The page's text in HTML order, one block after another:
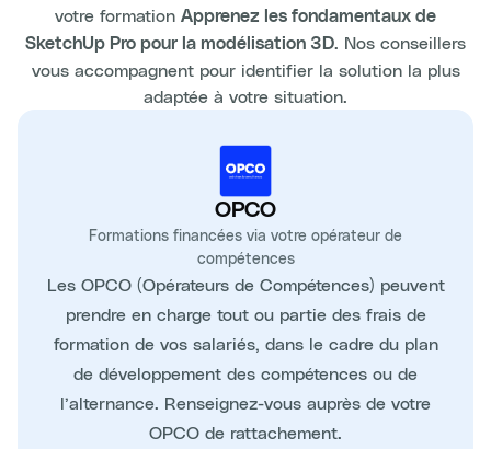
votre formation Apprenez les fondamentaux de
SketchUp Pro pour la modélisation 3D. Nos conseillers
vous accompagnent pour identifier la solution la plus
adaptée à votre situation.
OPCO
Formations financées via votre opérateur de
compétences
Les OPCO (Opérateurs de Compétences) peuvent
prendre en charge tout ou partie des frais de
formation de vos salariés, dans le cadre du plan
de développement des compétences ou de
l’alternance. Renseignez-vous auprès de votre
OPCO de rattachement.